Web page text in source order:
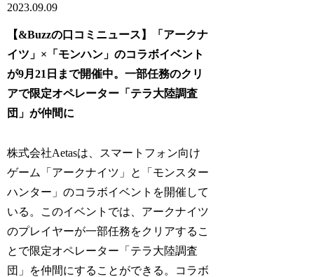
2023.09.09
【&Buzzの口コミニュース】「アークナ
イツ」×「モンハン」のコラボイベント
が9月21日まで開催中。一部任務のクリ
アで限定オペレーター「テラ大陸調査
団」が仲間に
株式会社Aetasは、スマートフォン向け
ゲーム「アークナイツ」と「モンスター
ハンター」のコラボイベントを開催して
いる。このイベントでは、アークナイツ
のプレイヤーが一部任務をクリアするこ
とで限定オペレーター「テラ大陸調査
団」を仲間にすることができる。コラボ